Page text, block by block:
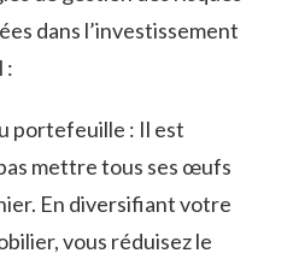
dans l’investissement
:
portefeuille : Il​ est
mettre ‌tous ses œufs
En diversifiant votre
vous réduisez le